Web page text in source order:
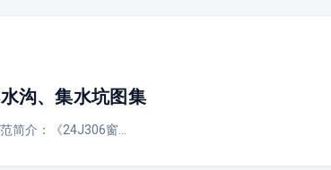
沟、集水坑图集
简介：《24J306窗…